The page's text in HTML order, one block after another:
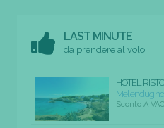
LAST MINUTE
da prendere al volo
HOTEL
Sconto A